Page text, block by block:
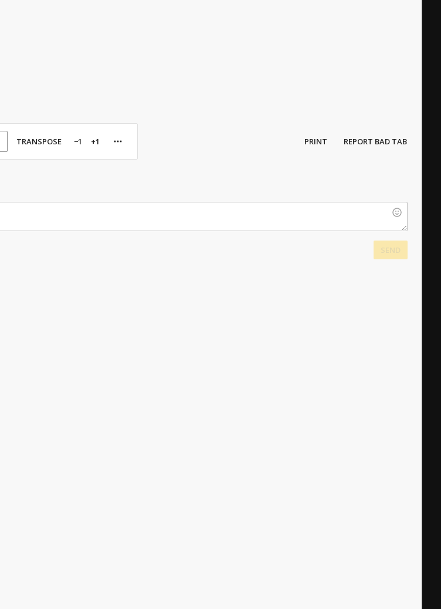
TRANSPOSE −1 +1 PRINT REPORT BAD TAB